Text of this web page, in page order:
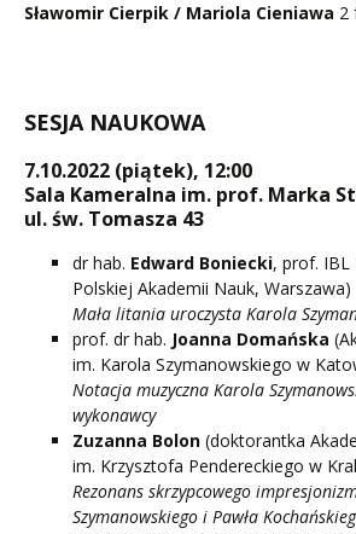
Sławomir Cierpik / Mariola Cieniawa 2
SESJA NAUKOWA
7.10.2022 (piątek), 12:00
Sala Kameralna im. prof. Marka
ul. św. Tomasza 43
dr hab. Edward Boniecki, prof. IBL
Polskiej Akademii Nauk, Warszawa)
Mała litania uroczysta Karola
prof. dr hab. Joanna Domańska
im. Karola Szymanowskiego w
Notacja muzyczna Karola
wykonawcy
Zuzanna Bolon (doktorantka
im. Krzysztofa Pendereckiego w
Rezonans skrzypcowego
Szymanowskiego i Pawła